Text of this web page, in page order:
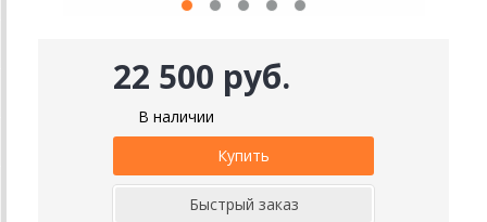
22 500 руб.
В наличии